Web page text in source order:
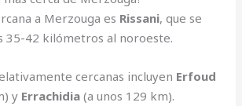
a Merzouga es Rissani, que se
35-42 kilómetros al noroeste.
cercanas incluyen Erfoud
y Errachidia (a unos 129 km).